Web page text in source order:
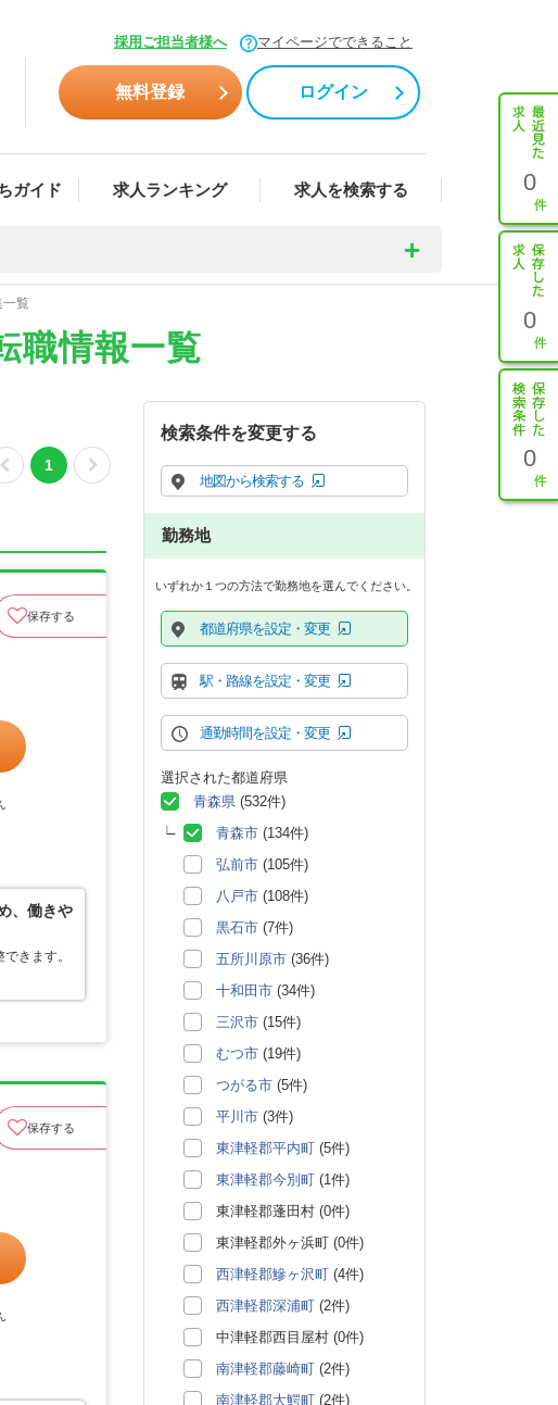
採用ご担当者様へ マイページでできること
無料登録 ログイン
ガイド 求人ランキング 求人を検索する 0
0
0
覧
職情報一覧
1
保存する
、働きや
きます。
保存する
検索条件を変更する
地図から検索する
勤務地
いずれか１つの方法で勤務地を選んでください。
都道府県を設定・変更
駅・路線を設定・変更
通勤時間を設定・変更
選択された都道府県
青森県 (532件)
青森市 (134件)
弘前市 (105件)
八戸市 (108件)
黒石市 (7件)
五所川原市 (36件)
十和田市 (34件)
三沢市 (15件)
むつ市 (19件)
つがる市 (5件)
平川市 (3件)
東津軽郡平内町 (5件)
東津軽郡今別町 (1件)
東津軽郡蓬田村 (0件)
東津軽郡外ヶ浜町 (0件)
西津軽郡鰺ヶ沢町 (4件)
西津軽郡深浦町 (2件)
中津軽郡西目屋村 (0件)
南津軽郡藤崎町 (2件)
南津軽郡大鰐町 (2件)